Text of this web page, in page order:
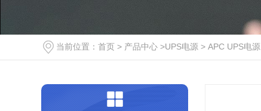
当前位置： 首页 > 产品中心 >UPS电源 > APC UPS电源